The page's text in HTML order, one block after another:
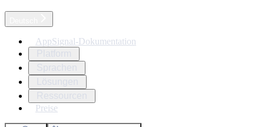
AppSignal-Dokumentation
Preise